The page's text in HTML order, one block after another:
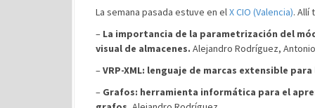
La semana pasada estuve en elX CIO (Valencia). Allí
– La importancia de la parametrización del
visual de almacenes. Alejandro Rodríguez,
–VRP-XML: lenguaje de marcas extensible
– Grafos: herramienta informática para el